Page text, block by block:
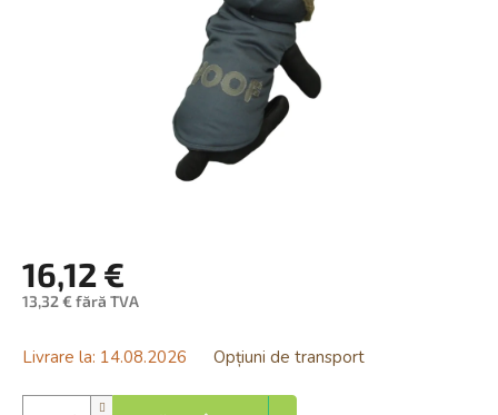
16,12 €
13,32 € fără TVA
preţ:
Livrare la: 14.08.2026 Opțiuni de transport